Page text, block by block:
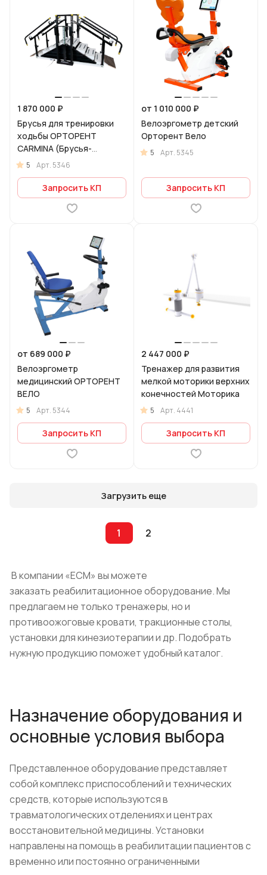
1 870 000 ₽
Брусья для тренировки
ходьбы ОРТОРЕНТ
CARMINA (Брусья-
лестница) с регулировкой
поручней
5 Арт. 5346
Запросить КП
от 1 010 000 ₽
Велоэргометр детский
Орторент Вело
5 Арт. 5345
Запросить КП
от 689 000 ₽
Велоэргометр
медицинский ОРТОРЕНТ
ВЕЛО
5 Арт. 5344
Запросить КП
2 447 000 ₽
Тренажер для развития
мелкой моторики верхних
конечностей Моторика
5 Арт. 4441
Запросить КП
Загрузить еще
1 2
В компании «ЕСМ» вы можете
заказать реабилитационное оборудование. Мы
предлагаем не только тренажеры, но и
противоожоговые кровати, тракционные столы,
установки для кинезиотерапии и др. Подобрать
нужную продукцию поможет удобный каталог.
Назначение оборудования и
основные условия выбора
Представленное оборудование представляет
собой комплекс приспособлений и технических
средств, которые используются в
травматологических отделениях и центрах
восстановительной медицины. Установки
направлены на помощь в реабилитации пациентов с
временно или постоянно ограниченными